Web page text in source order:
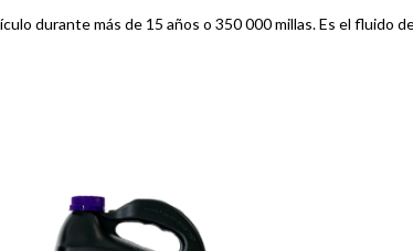
durante más de 15 años o 350 000 millas. Es el fluido